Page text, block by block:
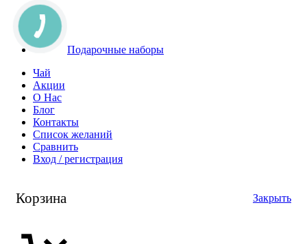
Подарочные наборы
Чай
Акции
О Нас
Блог
Контакты
Список желаний
Сравнить
Вход / регистрация
Корзина Закрыть